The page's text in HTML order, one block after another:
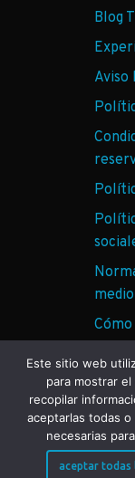
Blog
Aviso
ECO
©
Este sitio web
para mostrar
recopilar
aceptarlas todas
necesarias
aceptar todas